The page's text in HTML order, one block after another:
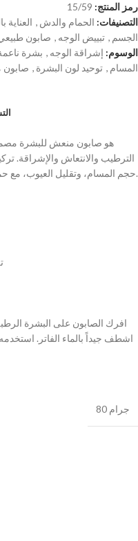
رمز المنتج: 15/59
التصنيفات: الحمام والدش , العناية
الجسم , تبييض الوجه , صابون
الوسوم: إشراقة الوجه , بشرة
المسام , توحيد لون البشرة , صابون
الترطيب والانتعاش والإشراقة.
حجم المسام، وتقليل العيوب، مع حماية البشرة من الجفاف وتركها ناعمة وصحية.
افرك الصابون على البشرة
اشطف جيداً بالماء الفاتر.
80 جرام